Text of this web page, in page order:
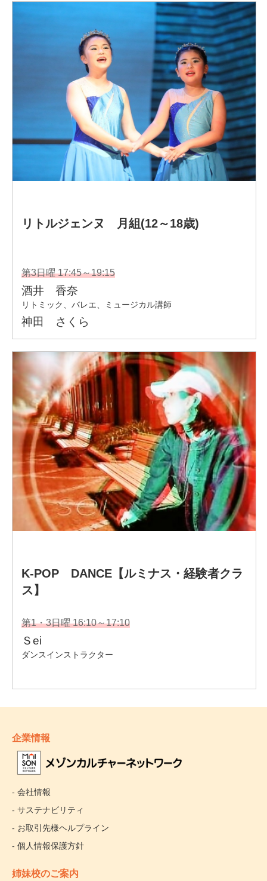
企業情報
- 会社情報
- サステナビリティ
- お取引先様ヘルプライン
- 個人情報保護方針
姉妹校のご案内